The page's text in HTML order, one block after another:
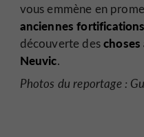
vous emmène en
anciennes
découverte des
Neuvic.
Photos du reportage :